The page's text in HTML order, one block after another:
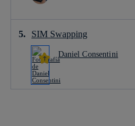
SIM Swapping
Daniel Consentini